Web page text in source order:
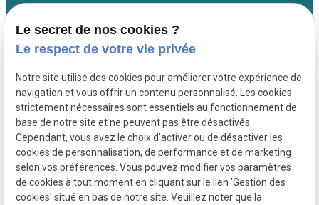
Droit du travail employeurs
Droit de la sécurité sociale
Honoraires
Actualités
Contact
SIRET :
80066442700054
Mentions
légales
Politique de
confidentialité
Plan du site
Gestion des
Le secret de nos cookies ?
Le respect de votre vie privée
Notre site utilise des cookies pour améliorer votre expérience de
navigation et vous offrir un contenu personnalisé. Les cookies
strictement nécessaires sont essentiels au fonctionnement de
base de notre site et ne peuvent pas être désactivés.
Cependant, vous avez le choix d'activer ou de désactiver les
cookies de personnalisation, de performance et de marketing
selon vos préférences. Vous pouvez modifier vos paramètres
de cookies à tout moment en cliquant sur le lien 'Gestion des
cookies' situé en bas de notre site. Veuillez noter que la